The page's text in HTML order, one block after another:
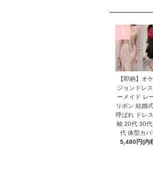
1
【即納】オ
ジョンドレ
ーメイド レ
リボン 結婚
呼ばれ ドレ
袖 20代 30
代 体型カバ
5,480円(内